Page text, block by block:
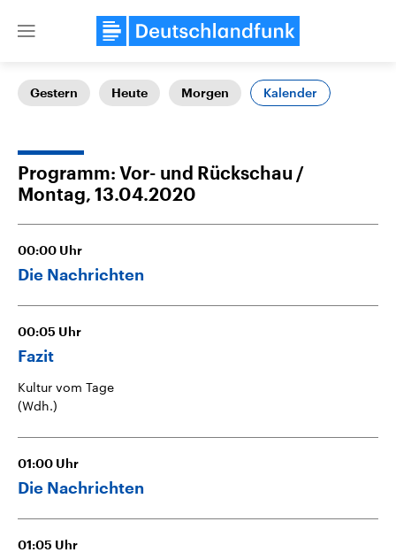
Close
Landtagswahl Sachsen-Anhalt
Alle Informationen
Sachsen-Anhalt wählt am 6.
September 2026 einen neuen
Landtag. Seit 2021 wird das
Bundesland von einer Koalition aus
CDU, SPD und FDP regiert.-
Wahlprogramme, aktuelle Berichte
und Kandidaten der anstehenden
Wahl.
USA
Audio-Archiv
Gestern Heute Morgen Kalender
Programm: Vor- und Rückschau
Montag, 13.04.2020
00:00 Uhr
Die Nachrichten
00:05 Uhr
Fazit
Kultur vom Tage
(Wdh.)
01:00 Uhr
Die Nachrichten
01:05 Uhr